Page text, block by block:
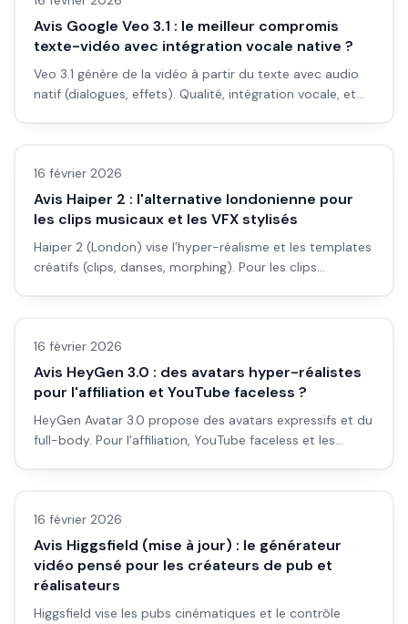
Avis Google Veo 3.1 : le meilleur compromis
texte-vidéo avec intégration vocale native ?
Veo 3.1 génère de la vidéo à partir du texte avec audio
natif (dialogues, effets). Qualité, intégration vocale, et
Avis outils/services
16 février 2026
Avis Haiper 2 : l'alternative londonienne pour
les clips musicaux et les VFX stylisés
Haiper 2 (London) vise l’hyper-réalisme et les templates
créatifs (clips, danses, morphing). Pour les clips
Avis outils/services
16 février 2026
Avis HeyGen 3.0 : des avatars hyper-réalistes
pour l'affiliation et YouTube faceless ?
HeyGen Avatar 3.0 propose des avatars expressifs et du
full-body. Pour l’affiliation, YouTube faceless et les
Avis outils/services
16 février 2026
Avis Higgsfield (mise à jour) : le générateur
vidéo pensé pour les créateurs de pub et
réalisateurs
Higgsfield vise les pubs cinématiques et le contrôle